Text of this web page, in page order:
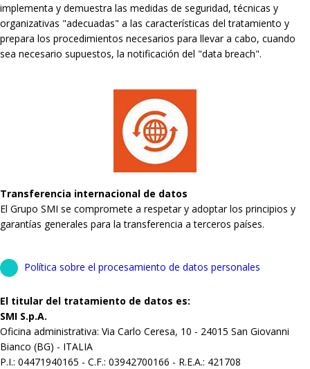
implementa y demuestra las medidas de seguridad, técnicas y
organizativas "adecuadas" a las características del tratamiento y
prepara los procedimientos necesarios para llevar a cabo, cuando
sea necesario supuestos, la notificación del "data breach".
Transferencia internacional de datos
El Grupo SMI se compromete a respetar y adoptar los principios y
garantías generales para la transferencia a terceros países.
Política sobre el procesamiento de datos personales
El titular del tratamiento de datos es:
SMI S.p.A.
Oficina administrativa: Via Carlo Ceresa, 10 - 24015 San Giovanni
Bianco (BG) - ITALIA
P.I.: 04471940165 - C.F.: 03942700166 - R.E.A.: 421708